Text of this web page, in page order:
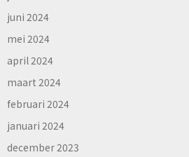
juni 2024
mei 2024
april 2024
maart 2024
februari 2024
januari 2024
december 2023